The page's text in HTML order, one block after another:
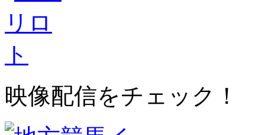
映像配信をチェック！